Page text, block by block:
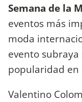
Semana de la
eventos más
moda
evento
popularidad
Valentino